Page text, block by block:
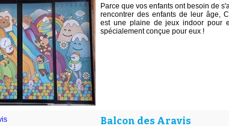
Parce que vos enfants ont besoin de
rencontrer des enfants de leur âge,
est une plaine de jeux indoor pour
spécialement conçue pour eux !
Balcon des Aravis